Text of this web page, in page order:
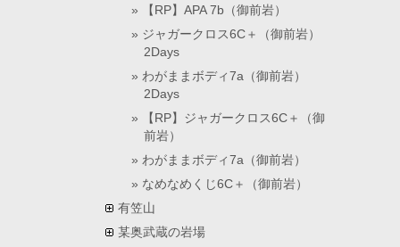
【RP】APA 7b（御前岩）
ジャガークロス6C＋（御前岩）
2Days
わがままボディ7a（御前岩）
2Days
【RP】ジャガークロス6C＋（御
前岩）
わがままボディ7a（御前岩）
なめなめくじ6C＋（御前岩）
有笠山
某奥武蔵の岩場